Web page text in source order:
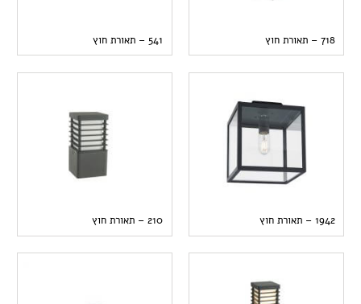
718 – תאורת חוץ 541 – תאורת חוץ
1942 – תאורת חוץ 210 – תאורת חוץ